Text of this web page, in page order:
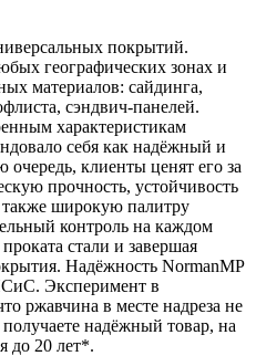
покрытий.
географических зонах и
материалов: сайдинга,
сэндвич-панелей.
характеристикам
себя как надёжный и
клиенты ценят его за
прочность, устойчивость
также широкую палитру
контроль на каждом
стали и завершая
Надёжность NormanMP
Эксперимент в
ржавчина в месте надреза не
надёжный товар, на
до 20 лет*.